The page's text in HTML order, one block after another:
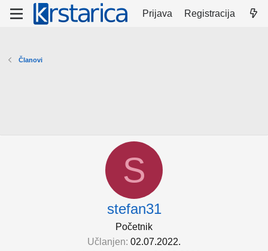
Prijava Registracija
Članovi
S
stefan31
Početnik
Učlanjen 02.07.2022.